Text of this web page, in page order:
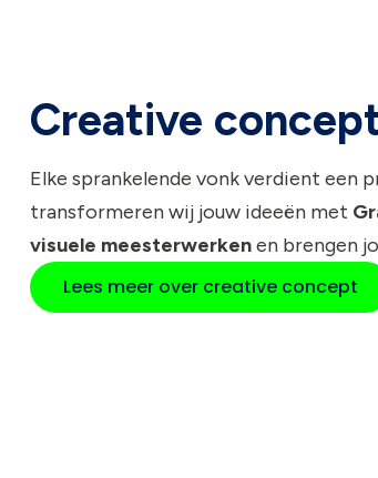
Creative
Elke sprankelende vonk verdient een
transformeren wij jouw ideeën met
visuele meesterwerkenen brengen
Lees meer over creative concept